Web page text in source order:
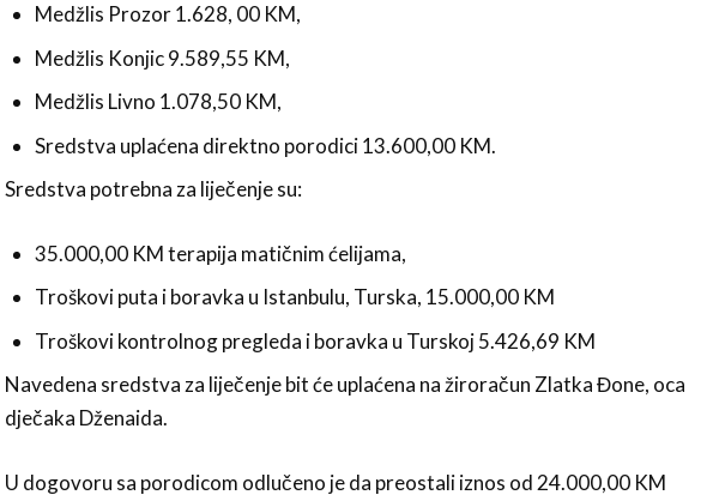
Medžlis Prozor 1.628, 00 KM,
Medžlis Konjic 9.589,55 KM,
Medžlis Livno 1.078,50 KM,
Sredstva uplaćena direktno porodici 13.600,00 KM.
Sredstva potrebna za liječenje su:
35.000,00 KM terapija matičnim ćelijama,
Troškovi puta i boravka u Istanbulu, Turska, 15.000,00 KM
Troškovi kontrolnog pregleda i boravka u Turskoj 5.426,69 KM
Navedena sredstva za liječenje bit će uplaćena na žiroračun Zlatka Đone, oca
dječaka Dženaida.
U dogovoru sa porodicom odlučeno je da preostali iznos od 24.000,00 KM